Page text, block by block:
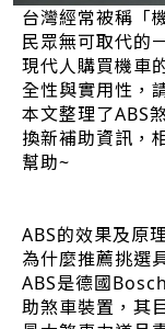
台灣經常被稱「
民眾無可取代的
現代人購買機車
全性與實用性，
本文整理了ABS
換新補助資訊，
幫助~
ABS的效果及原
為什麼推薦挑選
ABS是德國
助煞車裝置，其